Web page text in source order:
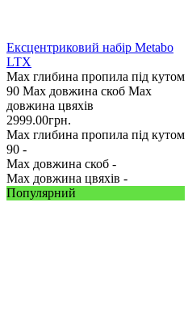
Ексцентриковий набір Metabo
LTX
Max глибина пропила під кутом
90 Max довжина скоб Max
довжина цвяхів
2999.00грн.
Max глибина пропила під кутом
90 -
Max довжина скоб -
Max довжина цвяхів -
Популярний